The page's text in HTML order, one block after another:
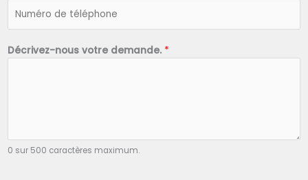
Décrivez-nous votre demande. *
0 sur 500 caractères maximum.